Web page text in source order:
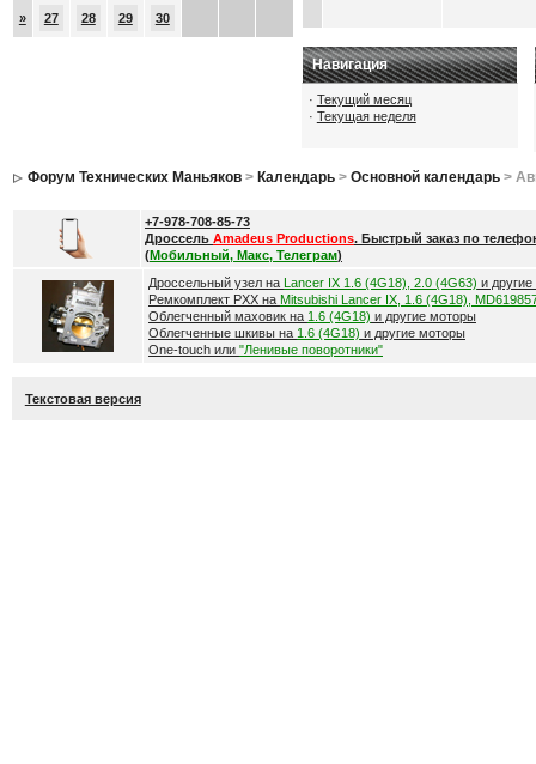
» 27 28 29 30
Навигация
· Текущий месяц
· Текущая неделя
Форум Технических Маньяков> Календарь> Основной календарь>
+7-978-708-85-73
Дроссель Amadeus Productions. Быстрый заказ по
(Мобильный, Макс, Телеграм)
Дроссельный узел на Lancer IX 1.6 (4G18), 2.0 (4G63) и
Ремкомплект РХХ на Mitsubishi Lancer IX, 1.6 (4G18),
Облегченный маховик на 1.6 (4G18) и другие моторы
Облегченные шкивы на 1.6 (4G18) и другие моторы
One-touch или "Ленивые поворотники"
Текстовая версия